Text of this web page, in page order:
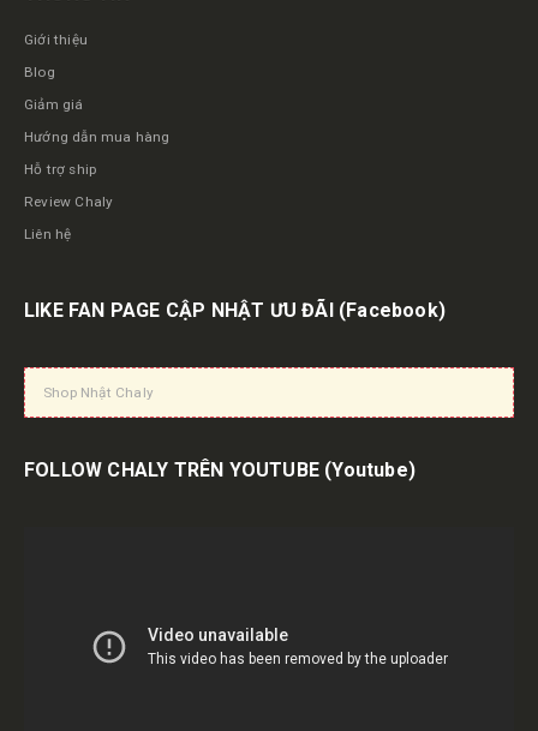
Giới thiệu
Blog
Giảm giá
Hướng dẫn mua hàng
Hỗ trợ ship
Review Chaly
Liên hệ
LIKE FAN PAGE CẬP NHẬT ƯU ĐÃI (Facebook)
Shop Nhật Chaly
FOLLOW CHALY TRÊN YOUTUBE (Youtube)